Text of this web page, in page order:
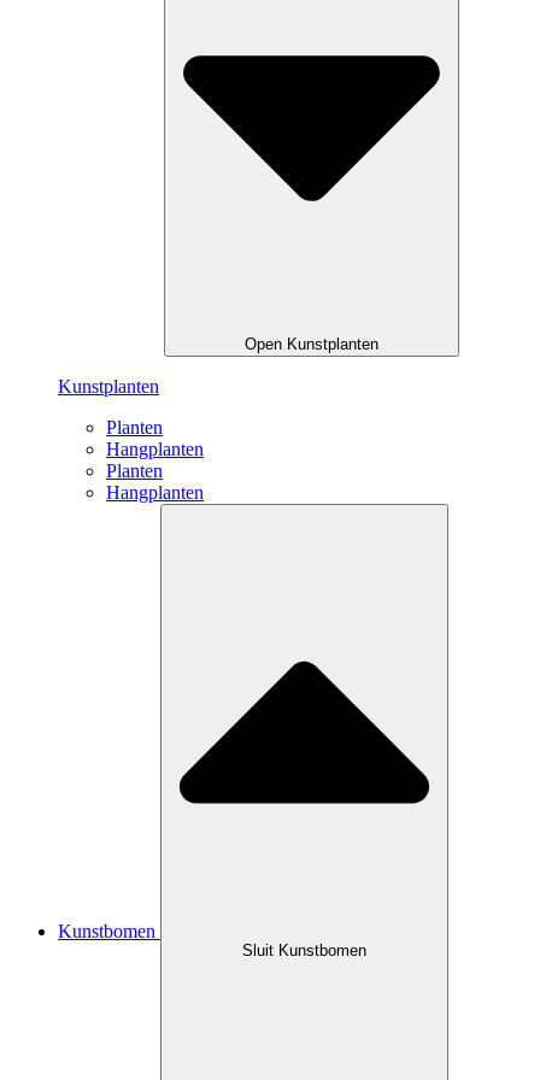
Open Kunstplanten
Kunstplanten
Planten
Hangplanten
Planten
Hangplanten
Kunstbomen
Sluit Kunstbomen